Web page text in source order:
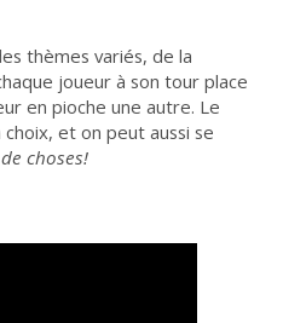
thèmes variés, de la
joueur à son tour place
en pioche une autre. Le
et on peut aussi se
choses!